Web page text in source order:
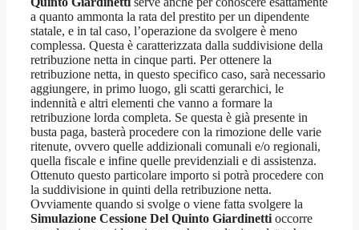
a quanto ammonta la rata del prestito per un dipendente
statale, e in tal caso, l’operazione da svolgere è meno
complessa. Questa è caratterizzata dalla suddivisione della
retribuzione netta in cinque parti. Per ottenere la
retribuzione netta, in questo specifico caso, sarà necessario
aggiungere, in primo luogo, gli scatti gerarchici, le
indennità e altri elementi che vanno a formare la
retribuzione lorda completa. Se questa è già presente in
busta paga, basterà procedere con la rimozione delle varie
ritenute, ovvero quelle addizionali comunali e/o regionali,
quella fiscale e infine quelle previdenziali e di assistenza.
Ottenuto questo particolare importo si potrà procedere con
la suddivisione in quinti della retribuzione netta.
Ovviamente quando si svolge o viene fatta svolgere la
Simulazione Cessione Del Quinto Giardinetti occorre